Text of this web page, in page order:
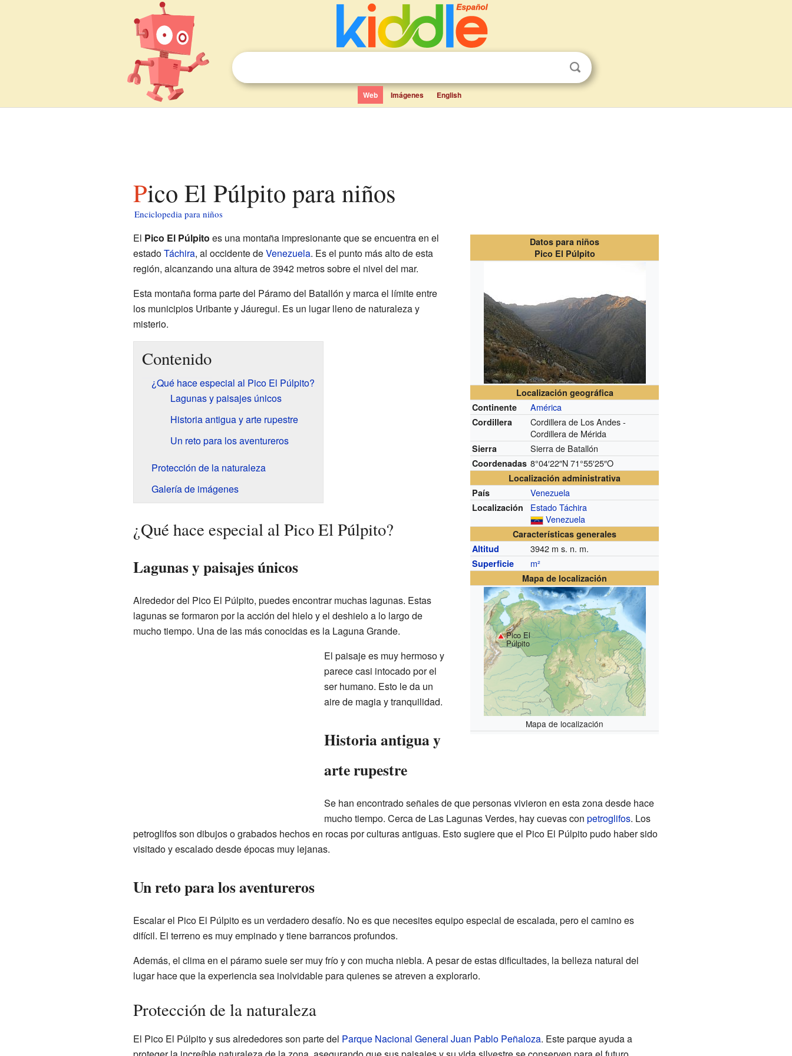
Web Imágenes English
Pico El Púlpito para niños
Enciclopedia para niños
Datos para niños
Pico El Púlpito
Localización geográfica
Continente
América
Cordillera
Cordillera de Los Andes -
Cordillera de Mérida
Sierra Sierra de Batallón
Coordenadas 8°04′22″N 71°55′25″O
Localización administrativa
País
Venezuela
Localización
Estado Táchira
Venezuela
Características generales
Altitud
3942 m s. n. m.
Superficie m²
Mapa de localización
Pico El
Púlpito
Mapa de localización
El Pico El Púlpito es una montaña impresionante que se encuentra en el
estadoTáchira, al occidente deVenezuela. Es el punto más alto de esta
región, alcanzando una altura de 3942 metros sobre el nivel del mar.
Esta montaña forma parte del Páramo del Batallón y marca el límite entre
los municipios Uribante y Jáuregui. Es un lugar lleno de naturaleza y
misterio.
Contenido
¿Qué hace especial al Pico El Púlpito?
Lagunas y paisajes únicos
Historia antigua y arte rupestre
Un reto para los aventureros
Protección de la naturaleza
Galería de imágenes
¿Qué hace especial al Pico El Púlpito?
Lagunas y paisajes únicos
Alrededor del Pico El Púlpito, puedes encontrar muchas lagunas. Estas
lagunas se formaron por la acción del hielo y el deshielo a lo largo de
mucho tiempo. Una de las más conocidas es la Laguna Grande.
El paisaje es muy hermoso y
parece casi intocado por el
ser humano. Esto le da un
aire de magia y tranquilidad.
Historia antigua y
arte rupestre
Se han encontrado señales de que personas vivieron en esta zona desde hace
mucho tiempo. Cerca de Las Lagunas Verdes, hay cuevas con petroglifos. Los
petroglifos son dibujos o grabados hechos en rocas por culturas antiguas. Esto sugiere que el Pico El Púlpito pudo haber sido
visitado y escalado desde épocas muy lejanas.
Un reto para los aventureros
Escalar el Pico El Púlpito es un verdadero desafío. No es que necesites equipo especial de escalada, pero el camino es
difícil. El terreno es muy empinado y tiene barrancos profundos.
Además, el clima en el páramo suele ser muy frío y con mucha niebla. A pesar de estas dificultades, la belleza natural del
lugar hace que la experiencia sea inolvidable para quienes se atreven a explorarlo.
Protección de la naturaleza
El Pico El Púlpito y sus alrededores son parte del Parque Nacional General Juan Pablo Peñaloza. Este parque ayuda a